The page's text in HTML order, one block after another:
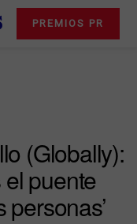
PREMIOS PR
(Globally):
el puente